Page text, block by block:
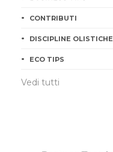
CONTRIBUTI
DISCIPLINE OLISTICHE
ECO TIPS